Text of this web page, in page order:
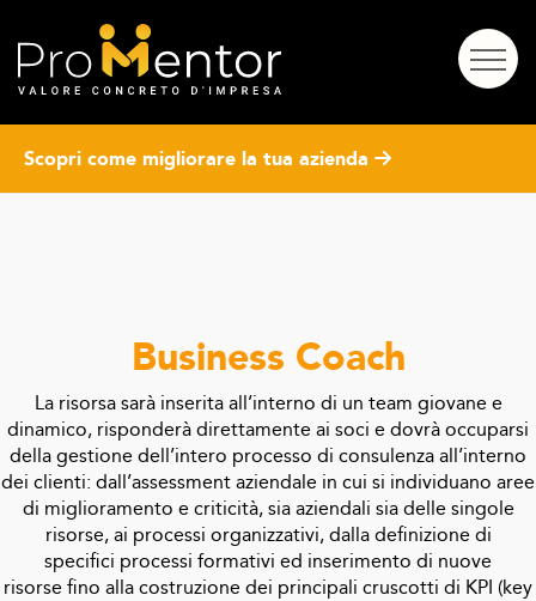
Scopri come migliorare la tua azienda
Business Coach
La risorsa sarà inserita all’interno di un team giovane e
dinamico, risponderà direttamente ai soci e dovrà occuparsi
della gestione dell’intero processo di consulenza all’interno
dei clienti: dall’assessment aziendale in cui si individuano aree
di miglioramento e criticità, sia aziendali sia delle singole
risorse, ai processi organizzativi, dalla definizione di
specifici processi formativi ed inserimento di nuove
risorse fino alla costruzione dei principali cruscotti di KPI (key